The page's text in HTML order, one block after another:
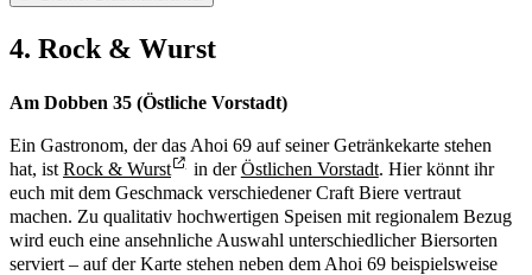
4. Rock & Wurst
Am Dobben 35 (Östliche Vorstadt)
Ein Gastronom, der das Ahoi 69 auf seiner Getränkekarte stehen
hat, ist Rock & Wurst in derÖstlichen Vorstadt. Hier könnt ihr
euch mit dem Geschmack verschiedener Craft Biere vertraut
machen. Zu qualitativ hochwertigen Speisen mit regionalem Bezug
wird euch eine ansehnliche Auswahl unterschiedlicher Biersorten
serviert – auf der Karte stehen neben dem Ahoi 69 beispielsweise